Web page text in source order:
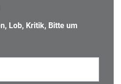
Lob, Kritik, Bitte um